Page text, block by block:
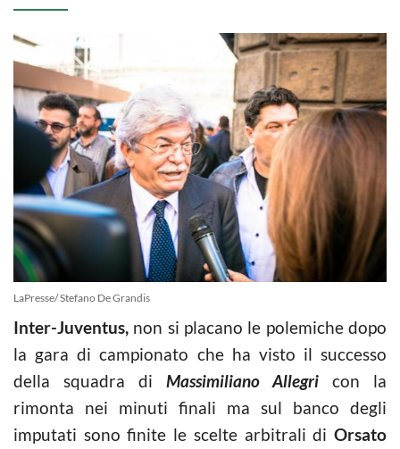
LaPresse/ Stefano De Grandis
Inter-Juventus, non si placano le polemiche dopo
la gara di campionato che ha visto il successo
della squadra di Massimiliano Allegri
con la
rimonta nei minuti finali ma sul banco degli
imputati sono finite le scelte arbitrali di Orsato